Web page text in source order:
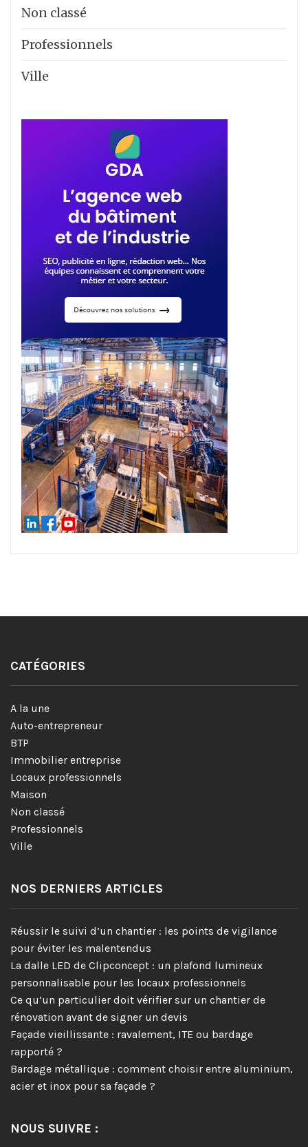
Non classé
Professionnels
Ville
CATÉGORIES
A la une
Auto-entrepreneur
BTP
Immobilier entreprise
Locaux professionnels
Maison
Non classé
Professionnels
Ville
NOS DERNIERS ARTICLES
Réussir le suivi d’un chantier : les points de vigilance
pour éviter les malentendus
La dalle LED de Clipconcept : un plafond lumineux
personnalisable pour les locaux professionnels
Ce qu’un particulier doit vérifier sur un chantier de
rénovation avant de signer un devis
Façade vieillissante : ravalement, ITE ou bardage
rapporté ?
Bardage métallique : comment choisir entre aluminium,
acier et inox pour sa façade ?
NOUS SUIVRE :